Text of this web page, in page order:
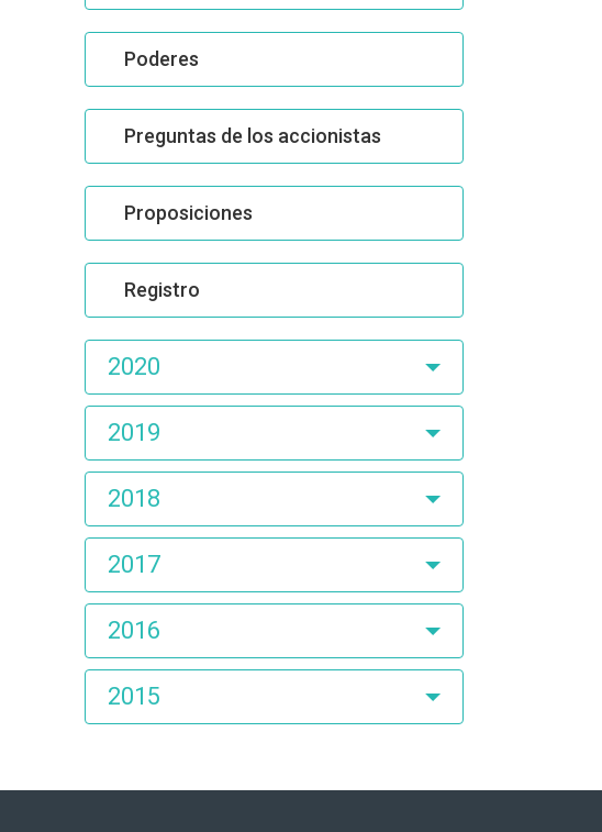
Poderes
Preguntas de los accionistas
Proposiciones
Registro
2020
2019
2018
2017
2016
2015